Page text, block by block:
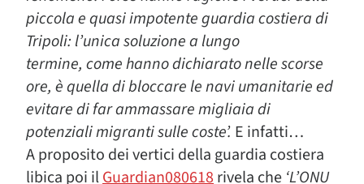
piccola e quasi impotente guardia costiera di
Tripoli: l’unica soluzione a lungo
termine, come hanno dichiarato nelle scorse
ore, è quella di bloccare le navi umanitarie ed
evitare di far ammassare migliaia di
potenziali migranti sulle coste’. E infatti…
A proposito dei vertici della guardia costiera
libica poi ilGuardian080618rivela che ‘L’ONU